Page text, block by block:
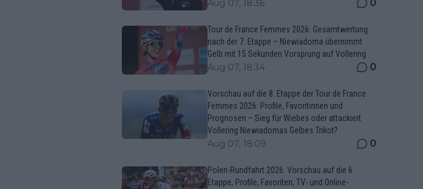
Aug 07, 18:36 0
Tour de France Femmes 2026: Gesamtwertung
nach der 7. Etappe – Niewiadoma übernimmt
Gelb mit 15 Sekunden Vorsprung auf Vollering
Aug 07, 18:34 0
Vorschau auf die 8. Etappe der Tour de France
Femmes 2026: Profile, Favoritinnen und
Prognosen – Sieg für Wiebes oder attackiert
Vollering Niewiadomas Gelbes Trikot?
Aug 07, 18:09 0
Polen-Rundfahrt 2026: Vorschau auf die 6.
Etappe, Profile, Favoriten, TV- und Online-